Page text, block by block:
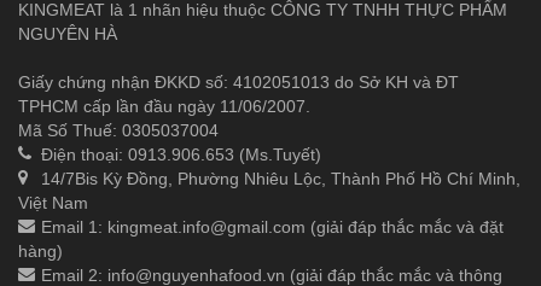
KINGMEAT là 1 nhãn hiệu thuộc CÔNG TY TNHH THỰC PHẨM
NGUYÊN HÀ
Giấy chứng nhận ĐKKD số: 4102051013 do Sở KH và ĐT
TPHCM cấp lần đầu ngày 11/06/2007.
Mã Số Thuế: 0305037004
Điện thoại: 0913.906.653 (Ms.Tuyết)
14/7Bis Kỳ Đồng, Phường Nhiêu Lộc, Thành Phố Hồ Chí Minh,
Việt Nam
Email 1: kingmeat.info@gmail.com (giải đáp thắc mắc và đặt
hàng)
Email 2: info@nguyenhafood.vn (giải đáp thắc mắc và thông